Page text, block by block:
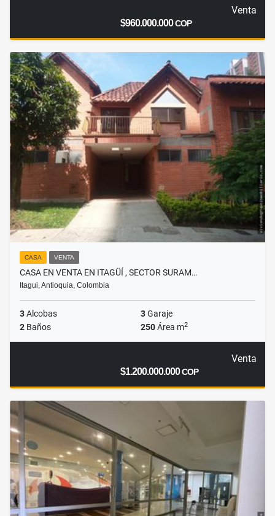
Venta
$960.000.000COP
CASA VENTA
CASA EN VENTA EN ITAGÜÍ , SECTOR SURAM…
Itagui, Antioquia, Colombia
3Alcobas 3Garaje
2 Baños 250Área m2
Venta
$1.200.000.000COP